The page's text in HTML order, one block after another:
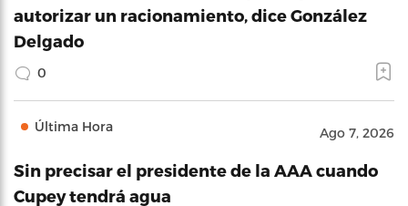
autorizar un racionamiento, dice González
Delgado
0
Última Hora Ago 7, 2026
Sin precisar el presidente de la AAA cuando
Cupey tendrá agua